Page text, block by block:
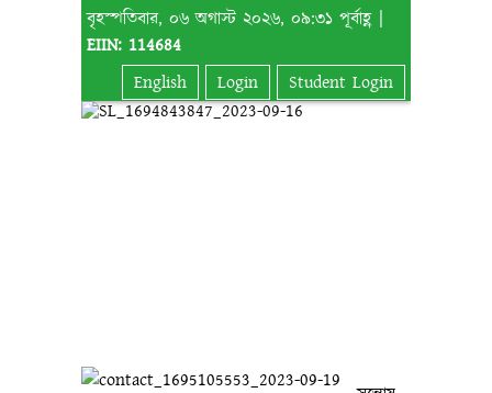
বৃহস্পতিবার, ০৬ অগাস্ট ২০২৬, ০৯:৩১ পূর্বাহ্ণ |
EIIN: 114684
English
Login Student Login